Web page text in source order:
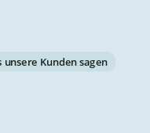
unsere Kunden sagen